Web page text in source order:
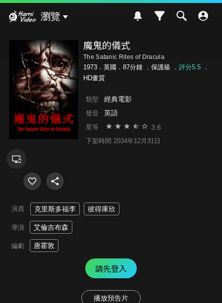
瀏覽
魔鬼的儀式
The Satanic Rites of Dracula
1973．英國．87分鐘 ． 保護級 ． 評分5.5．
HD畫質
類型 經典電影
發音 英語
星等 3.6
下架時間 2034年12月31日
演員 克里斯多福李 彼得庫欣
導演 艾倫吉布森
編劇 唐霍敦
請先登入
播放預告片